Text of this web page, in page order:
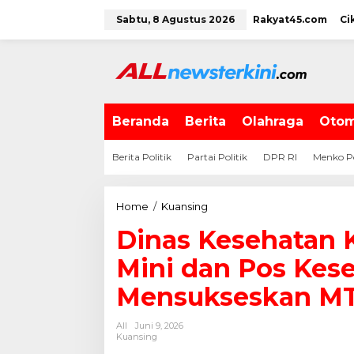
w
Sabtu, 8 Agustus 2026 Rakyat45.com
Beranda Berita Olahraga
Berita Politik Partai Politik DPR RI Menko
Home / Kuansing
n
s
K
e
Dinas Kesehatan
Mini dan Pos
Mensukseskan
All
Juni 9, 2026
Kuansing